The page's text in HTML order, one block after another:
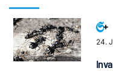
24.